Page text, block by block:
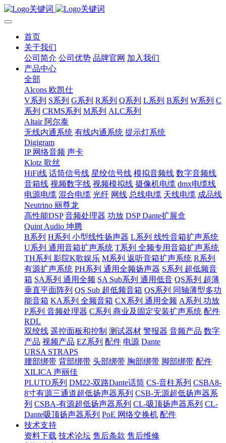
首页
关于我们
公司简介 公司优势 品牌官网 加入我们
产品中心
全部
Alcons 欧凯仕
V系列 S系列 G系列 R系列 Q系列 L系列 B系列 W系列 C
系列 CRMS系列 M系列 ALC系列
Altair 阿尔泰
无线内通系统 有线内通系统 提示灯系统
Digigram
IP 网络音频 声卡
Klotz 歌丝
HiFi线 话筒信号线 星绞信号线 模拟音频线 数字音频线
音箱线 视频数字线 视频模拟线 摄像机电缆 dmx电缆线
电源电缆 混合电缆 光纤 网线 总线电缆 天线电缆 成品线
Neutrino 丽尊龙
高性能DSP 音频处理器 功放 DSP Dante扩展盒
Quint Audio 坤腾
B系列 H系列 小型线性扬声器 L系列 线性音箱扩声系统
U系列 通用音箱扩声系统 T系列 全频专用音箱扩声系统
TH系列 影院K歌娱乐 M系列 返听音箱扩声系统 R系列
有源扩声系统 PH系列 通用全频扬声器 S系列 超低频音
箱 SA系列 通用全频 SA Sub系列 通用低音 QS系列 超薄
垂直平面阵列 QS Sub 超低频音箱 QS系列 同轴薄型多功
能音箱 KA系列 全频音箱 CX系列 通用全频 A系列 功放
P系列 音频处理器 C系列 商业及固定安装扩声系统 配件
RDL
双绞线 遥控面板和控制 测试器材 警报器 音频产品 数字
产品 视频产品 EZ系列 配件 电源 Dante
URSA STRAPS
腰部绑带 背部绑带 头部绑带 胸部绑带 脚部绑带 配件
XILICA 声丽佳
PLUTO系列 DM22-双路Dante话筒 CS-音柱系列 CSBA8-
8寸有源三通道超低扬声器系列 CSB-无源超低扬声器系
列 CSBA-有源超低扬声器系列 CL-吸顶扬声器系列 CL-
Dante吸顶扬声器系列 PoE 网络交换机 配件
技术支持
资料下载 技术论坛 售后条款 售后维修